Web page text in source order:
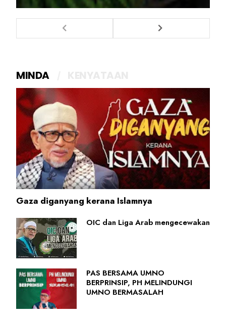
MINDA
Gaza diganyang kerana Islamnya
OIC dan Liga Arab mengecewakan
PAS BERSAMA UMNO
BERPRINSIP, PH MELINDUNGI
UMNO BERMASALAH